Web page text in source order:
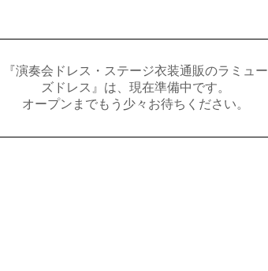
『演奏会ドレス・ステージ衣装通販のラミュー
ズドレス』は、現在準備中です。
オープンまでもう少々お待ちください。